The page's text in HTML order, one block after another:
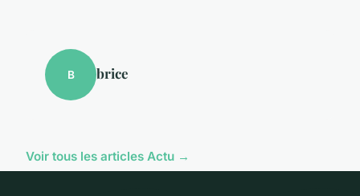
B brice
Voir tous les articles Actu →